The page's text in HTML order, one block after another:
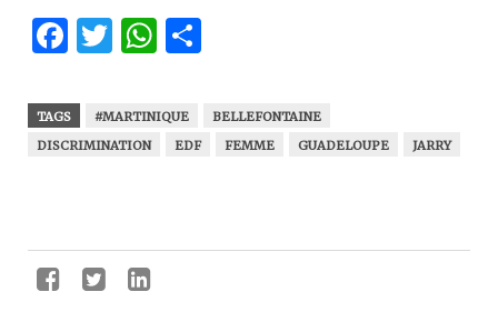
Facebook
Twitter
WhatsApp
TAGS #MARTINIQUE
BELLEFONTAINE
DISCRIMINATION
EDF FEMME GUADELOUPE JARRY